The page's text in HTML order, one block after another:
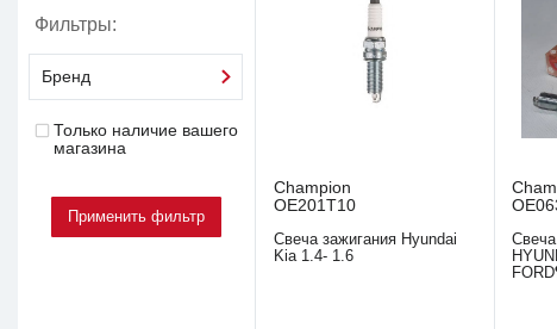
Фильтры:
Бренд
Только наличие вашего
магазина
Champion
OE201T10
Свеча зажигания Hyundai
Kia 1.4- 1.6
FORD¶